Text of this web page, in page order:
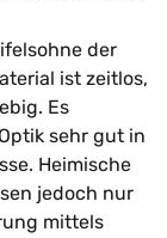
der
ist zeitlos,
Es
sehr gut in
Heimische
jedoch nur
mittels